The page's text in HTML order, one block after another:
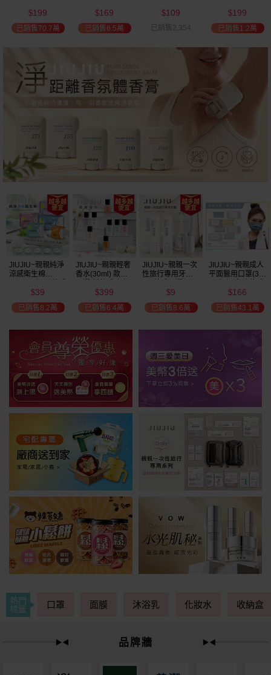
59
選 全新包裝
$199
已銷售70.7萬
$169
已銷售6.5萬
(600ml)
$109
已銷售2,354
$199
已銷售1.2萬
JIUJIU~親親純淨
涼感衛生棉
$39
已銷售8.2萬
JIUJIU~親親輕奢
香水(30ml) 款式
市/平替香水/大牌
香水/大牌平替
$399
已銷售6.4萬
JIUJIU~親親一次
性旅行專用牙刷(1
$9
已銷售8.6萬
JIUJIU~親親成人
平面醫用口罩(30
可選 MD雙鋼印
$166
已銷售43.1萬
熱門
標籤
口罩 面膜 沐浴乳 化妝水 收納盒
品牌牆